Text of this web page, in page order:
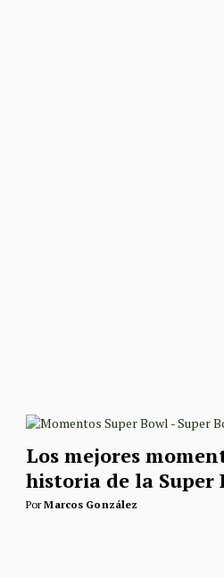
Los mejores
historia de la Super
PorMarcos González